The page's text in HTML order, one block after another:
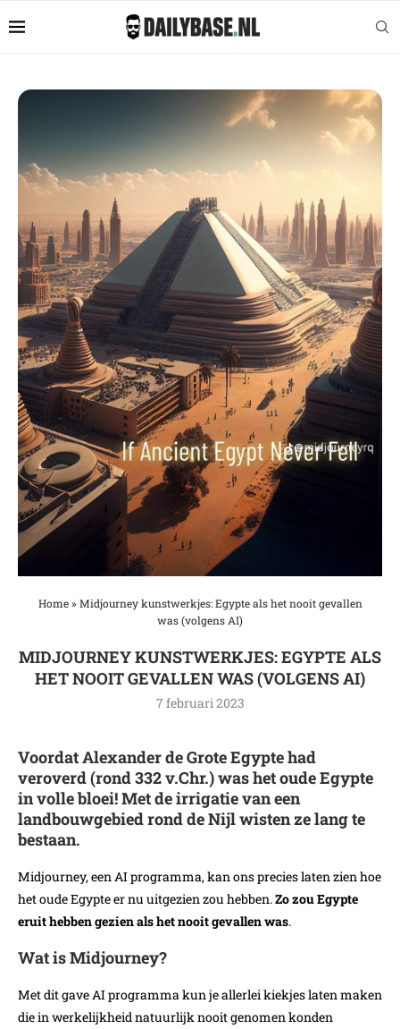
Home» Midjourney kunstwerkjes: Egypte als het nooit gevallen
was (volgens AI)
MIDJOURNEY KUNSTWERKJES: EGYPTE ALS
HET NOOIT GEVALLEN WAS (VOLGENS AI)
7 februari 2023
Voordat Alexander de Grote Egypte had
veroverd (rond 332 v.Chr.) was het oude Egypte
in volle bloei! Met de irrigatie van een
landbouwgebied rond de Nijl wisten ze lang te
bestaan.
Midjourney, een AI programma, kan ons precies laten zien hoe
het oude Egypte er nu uitgezien zou hebben.Zo zou Egypte
eruit hebben gezien als het nooit gevallen was.
Wat is Midjourney?
Met dit gave AI programma kun je allerlei kiekjes laten maken
die in werkelijkheid natuurlijk nooit genomen konden